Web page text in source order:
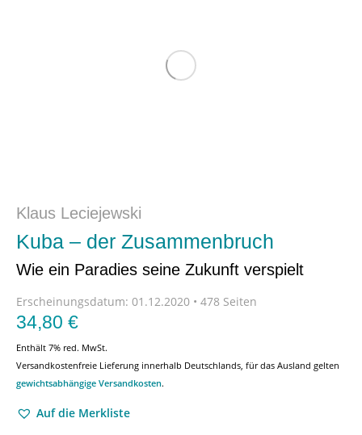
Klaus Leciejewski
Kuba – der Zusammenbruch
Wie ein Paradies seine Zukunft verspielt
Erscheinungsdatum: 01.12.2020 • 478 Seiten
34,80 €
Enthält 7% red. MwSt.
Versandkostenfreie Lieferung innerhalb Deutschlands, für das Ausland gelten
gewichtsabhängige Versandkosten.
Auf die Merkliste